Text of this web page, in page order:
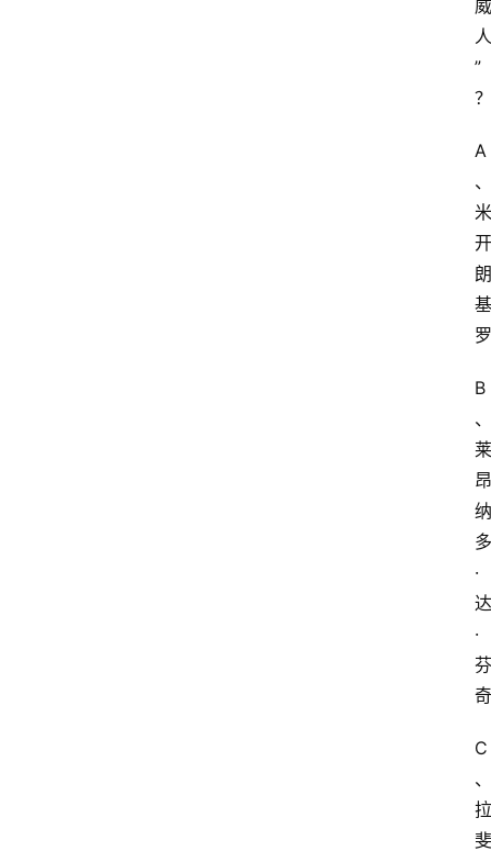
威
人
”
？
A
、
米
开
朗
基
罗
B
、
莱
昂
纳
多
·
达
·
芬
奇
C
、
拉
斐